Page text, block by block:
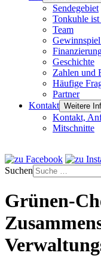
Sendegebiet
Tonkuhle ist
Team
Geschichte
Zahlen und
Häufige
Partner
Kontakt Weitere
Kontakt,
Mitschnitte
Suchen
Grünen-